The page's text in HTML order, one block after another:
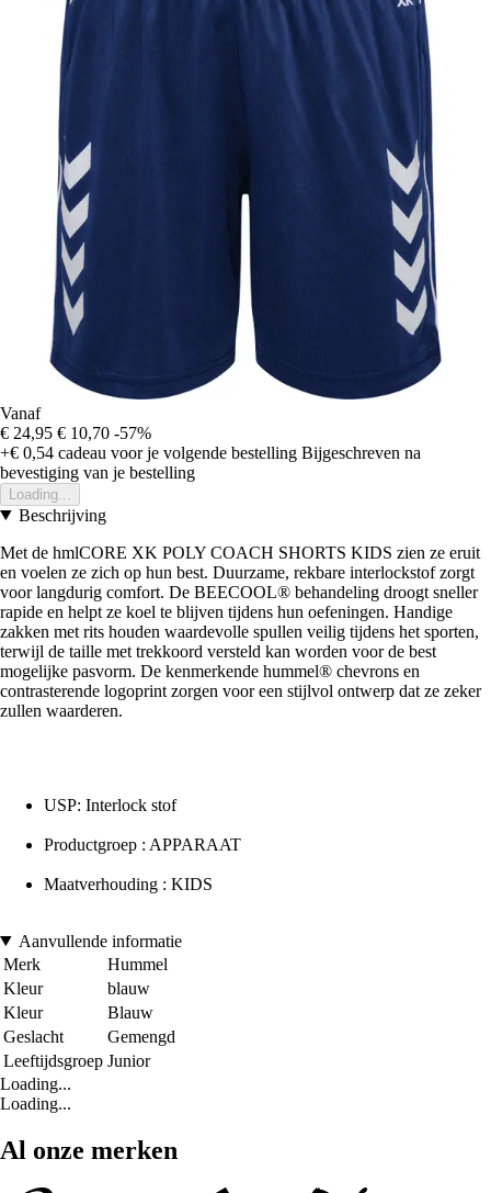
Vanaf
€ 24,95 € 10,70 -57%
+€ 0,54 cadeau voor je volgende bestelling Bijgeschreven na
bevestiging van je bestelling
Loading...
Beschrijving
Met de hmlCORE XK POLY COACH SHORTS KIDS zien ze eruit
en voelen ze zich op hun best. Duurzame, rekbare interlockstof zorgt
voor langdurig comfort. De BEECOOL® behandeling droogt sneller
rapide en helpt ze koel te blijven tijdens hun oefeningen. Handige
zakken met rits houden waardevolle spullen veilig tijdens het sporten,
terwijl de taille met trekkoord versteld kan worden voor de best
mogelijke pasvorm. De kenmerkende hummel® chevrons en
contrasterende logoprint zorgen voor een stijlvol ontwerp dat ze zeker
zullen waarderen.
USP: Interlock stof
Productgroep : APPARAAT
Maatverhouding : KIDS
Aanvullende informatie
Merk
Hummel
Kleur
blauw
Kleur
Blauw
Geslacht
Gemengd
Leeftijdsgroep Junior
Loading...
Loading...
Al onze merken